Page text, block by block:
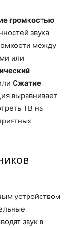
громкостью
звука
между
или
Сжатие
выравнивает
ТВ на
устройством
звук в